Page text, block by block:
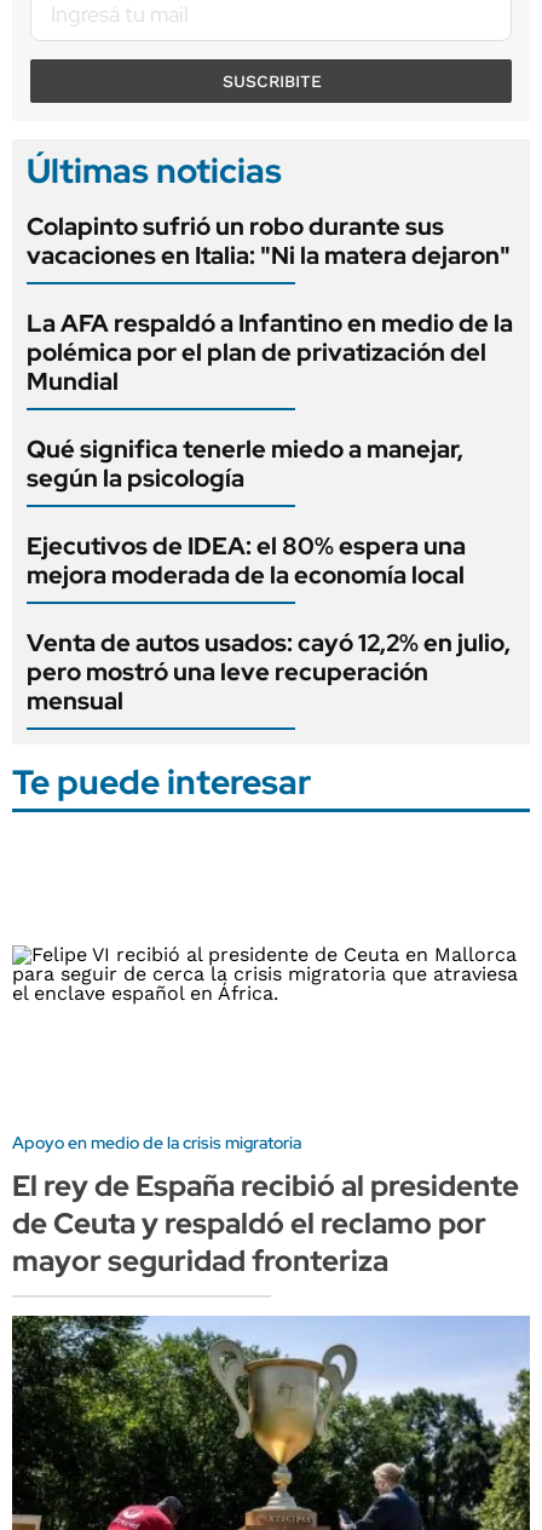
SUSCRIBITE
Últimas noticias
Colapinto sufrió un robo durante sus
vacaciones en Italia: "Ni la matera dejaron"
La AFA respaldó a Infantino en medio de la
polémica por el plan de privatización del
Mundial
Qué significa tenerle miedo a manejar,
según la psicología
Ejecutivos de IDEA: el 80% espera una
mejora moderada de la economía local
Venta de autos usados: cayó 12,2% en julio,
pero mostró una leve recuperación
mensual
Te puede interesar
Apoyo en medio de la crisis migratoria
El rey de España recibió al presidente
de Ceuta y respaldó el reclamo por
mayor seguridad fronteriza